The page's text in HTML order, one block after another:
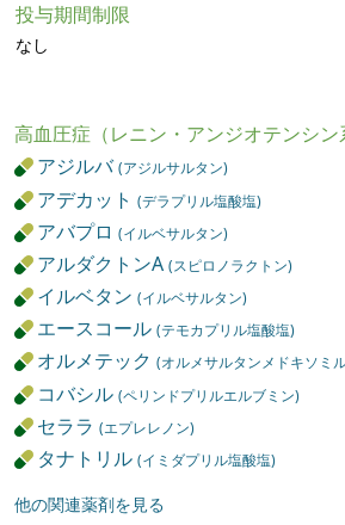
投与期間制限
なし
高血圧症（レニン・アンジオテンシ
アジルバ(アジルサルタン)
アデカット(デラプリル塩酸塩)
アバプロ(イルベサルタン)
アルダクトンA(スピロノラクトン)
イルベタン(イルベサルタン)
エースコール(テモカプリル塩酸塩)
オルメテック(オルメサルタンメドキソミ
コバシル(ペリンドプリルエルブミン)
セララ(エプレレノン)
タナトリル(イミダプリル塩酸塩)
他の関連薬剤を見る